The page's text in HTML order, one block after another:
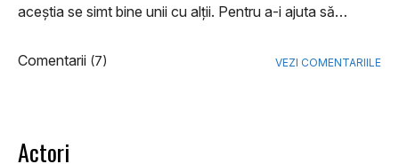
aceștia se simt bine unii cu alții. Pentru a-i ajuta să…
Comentarii (7) VEZI COMENTARIILE
Actori